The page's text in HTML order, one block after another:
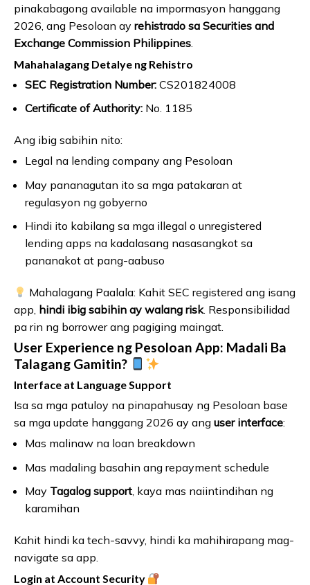
pinakabagong available na impormasyon hanggang
2026, ang Pesoloan ay rehistrado sa Securities and
Exchange Commission Philippines
Mahahalagang Detalye ng Rehistro
SEC Registration Number:CS201824008
Certificate of Authority:No. 1185
Ang ibig sabihin nito:
Legal na lending company ang Pesoloan
May pananagutan ito sa mga patakaran at
regulasyon ng gobyerno
Hindi ito kabilang sa mga illegal o unregistered
lending apps na kadalasang nasasangkot sa
pananakot at pang-aabuso
Mahalagang Paalala: Kahit SEC registered ang isang
app, hindi ibig sabihin ay walang risk. Responsibilidad
pa rin ng borrower ang pagiging maingat.
User Experience ng Pesoloan App: Madali Ba
Talagang Gamitin?
Interface at Language Support
Isa sa mga patuloy na pinapahusay ng Pesoloan base
sa mga update hanggang 2026 ay ang user interface:
Mas malinaw na loan breakdown
Mas madaling basahin ang repayment schedule
May Tagalog support, kaya mas naiintindihan ng
karamihan
Kahit hindi ka tech-savvy, hindi ka mahihirapang mag-
navigate sa app.
Login at Account Security